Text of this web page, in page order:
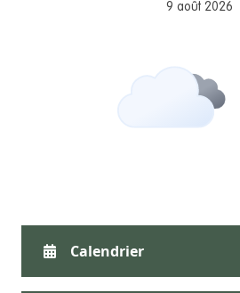
9 août 2026
Calendrier